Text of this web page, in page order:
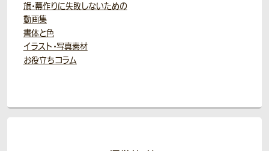
旗・幕作りに失敗しないための
動画集
書体と色
イラスト・写真素材
お役立ちコラム